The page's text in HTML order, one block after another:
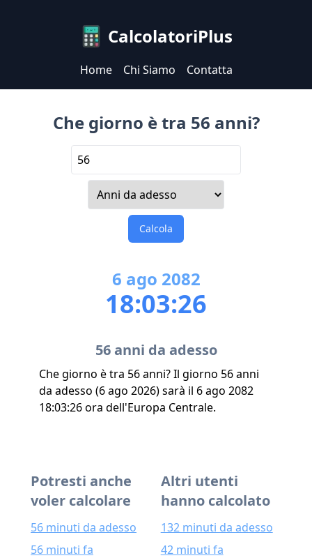
CalcolatoriPlus
Home Chi Siamo Contatta
Che giorno è tra 56 anni?
Calcola
6 ago 2082
18:03:26
56 anni da adesso
Che giorno è tra 56 anni? Il giorno 56 anni
da adesso (6 ago 2026) sarà il 6 ago 2082
18:03:26 ora dell'Europa Centrale.
Potresti anche
voler calcolare
56 minuti da adesso
56 minuti fa
Altri utenti
hanno calcolato
132 minuti da adesso
42 minuti fa